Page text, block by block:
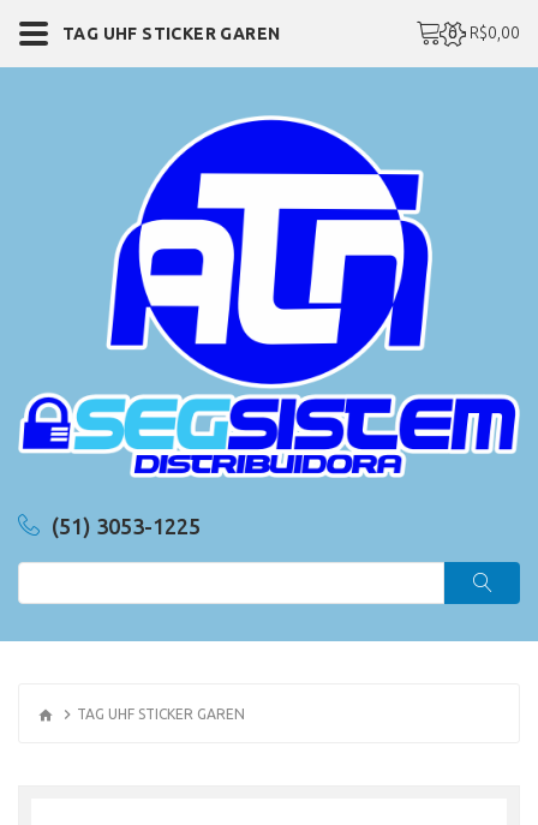
(51) 3053-1225
0 - R$0,00
TAG UHF STICKER GAREN
TAG UHF STICKER GAREN